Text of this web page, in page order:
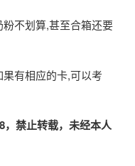
不划算,甚至合箱还要
有相应的卡,可以考
，禁止转载，未经本人